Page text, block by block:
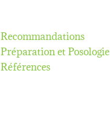
Recommandations
Préparation et Posologie
Références